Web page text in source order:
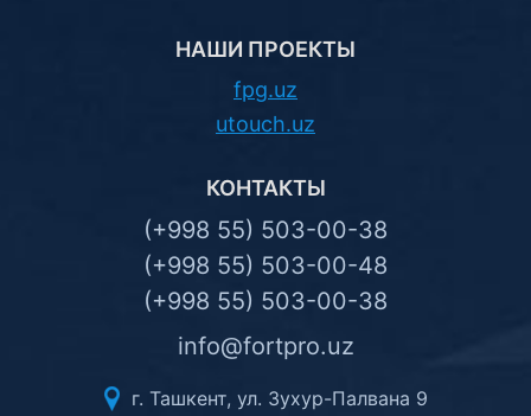
НАШИ ПРОЕКТЫ
fpg.uz
utouch.uz
КОНТАКТЫ
(+998 55) 503-00-38
(+998 55) 503-00-48
(+998 55) 503-00-38
info@fortpro.uz
г. Ташкент, ул. Зухур-Палвана 9